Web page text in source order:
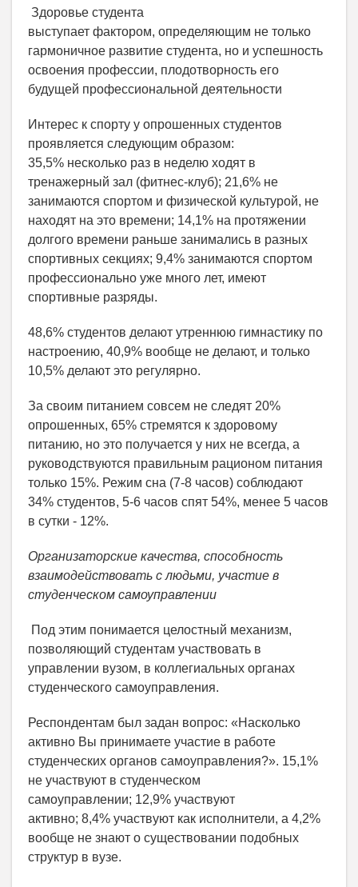
Здоровье студента
выступает фактором, определяющим не только
гармоничное развитие студента, но и успешность
освоения профессии, плодотворность его
будущей профессиональной деятельности
Интерес к спорту у опрошенных студентов
проявляется следующим образом:
35,5% несколько раз в неделю ходят в
тренажерный зал (фитнес-клуб); 21,6% не
занимаются спортом и физической культурой, не
находят на это времени; 14,1% на протяжении
долгого времени раньше занимались в разных
спортивных секциях; 9,4% занимаются спортом
профессионально уже много лет, имеют
спортивные разряды.
48,6% студентов делают утреннюю гимнастику по
настроению, 40,9% вообще не делают, и только
10,5% делают это регулярно.
За своим питанием совсем не следят 20%
опрошенных, 65% стремятся к здоровому
питанию, но это получается у них не всегда, а
руководствуются правильным рационом питания
только 15%. Режим сна (7-8 часов) соблюдают
34% студентов, 5-6 часов спят 54%, менее 5 часов
в сутки - 12%.
Организаторские качества, способность
взаимодействовать с людьми, участие в
студенческом самоуправлении
Под этим понимается целостный механизм,
позволяющий студентам участвовать в
управлении вузом, в коллегиальных органах
студенческого самоуправления.
Респондентам был задан вопрос: «Насколько
активно Вы принимаете участие в работе
студенческих органов самоуправления?». 15,1%
не участвуют в студенческом
самоуправлении; 12,9% участвуют
активно; 8,4% участвуют как исполнители, а 4,2%
вообще не знают о существовании подобных
структур в вузе.